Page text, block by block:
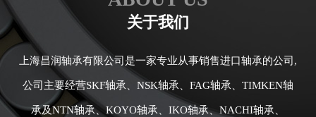
关于我们
上海昌润轴承有限公司是一家专业从事销售进口轴承的公司,
公司主要经营SKF轴承、NSK轴承、FAG轴承、TIMKEN轴
承及NTN轴承、KOYO轴承、IKO轴承、NACHI轴承、